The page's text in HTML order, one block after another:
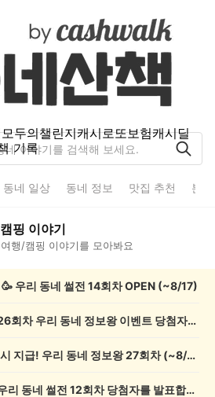
모두의챌린지캐시로또보험캐시딜
기록
동네 일상 동네 정보 맛집 추천 분
핑 이야기
여행/캠핑 이야기를 모아봐요
우리 동네 썰전 14회차 OPEN (~8/17)
💰[당첨자 발표] 26회차 우리 동네 정보왕 이벤트 당첨자를 발표합니다!
💸 전원 2,000캐시 지급! 우리 동네 정보왕 27회차 (~8/10)
💰[당첨자 발표] 우리 동네 썰전 12회차 당첨자를 발표합니다!